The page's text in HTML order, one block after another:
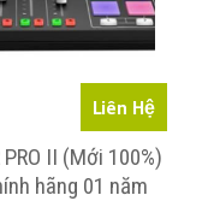
Liên Hệ
PRO II (Mới 100%)
hãng 01 năm